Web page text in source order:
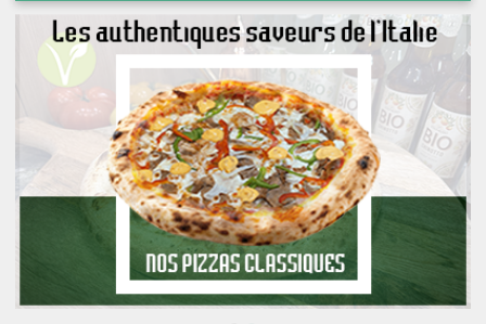
MENUS BAMBINO
NOS PATES GRATINEES
NOS BURRITOS GRATINES
NOS PANINIS
NOS SALADES
NOS DESSERTS